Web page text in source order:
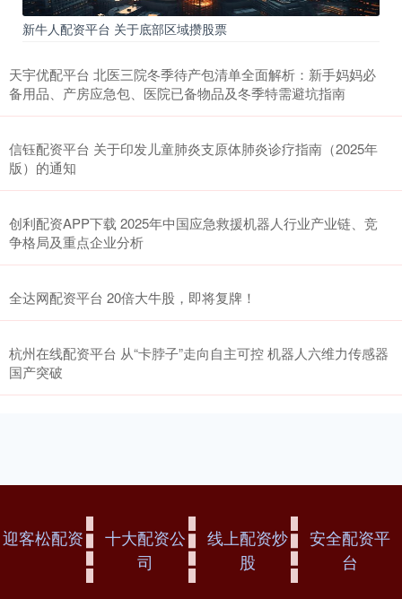
新牛人配资平台 关于底部区域攒股票
天宇优配平台 北医三院冬季待产包清单全面解析：新手妈妈必
备用品、产房应急包、医院已备物品及冬季特需避坑指南
信钰配资平台 关于印发儿童肺炎支原体肺炎诊疗指南（2025年
版）的通知
创利配资APP下载 2025年中国应急救援机器人行业产业链、竞
争格局及重点企业分析
全达网配资平台 20倍大牛股，即将复牌！
杭州在线配资平台 从“卡脖子”走向自主可控 机器人六维力传感器
国产突破
迎客松配资
十大配资公
司
线上配资炒
股
安全配资平
台